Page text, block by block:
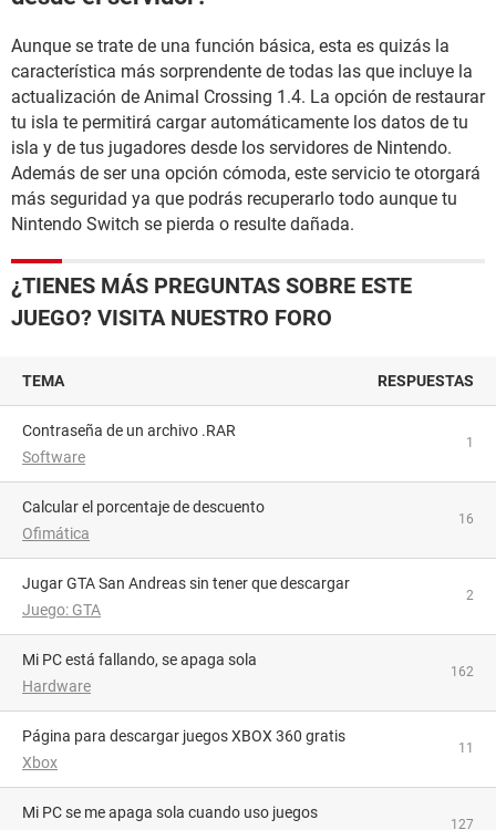
Aunque se trate de una función básica, esta es quizás la
característica más sorprendente de todas las que incluye la
actualización de Animal Crossing 1.4. La opción de restaurar
tu isla te permitirá cargar automáticamente los datos de tu
isla y de tus jugadores desde los servidores de Nintendo.
Además de ser una opción cómoda, este servicio te otorgará
más seguridad ya que podrás recuperarlo todo aunque tu
Nintendo Switch se pierda o resulte dañada.
¿TIENES MÁS PREGUNTAS SOBRE ESTE
JUEGO? VISITA NUESTRO FORO
TEMA RESPUESTAS
Contraseña de un archivo .RAR
Software
1
Calcular el porcentaje de descuento
Ofimática
16
Jugar GTA San Andreas sin tener que descargar
Juego: GTA
2
Mi PC está fallando, se apaga sola
Hardware
162
Página para descargar juegos XBOX 360 gratis
Xbox
11
Mi PC se me apaga sola cuando uso juegos
127